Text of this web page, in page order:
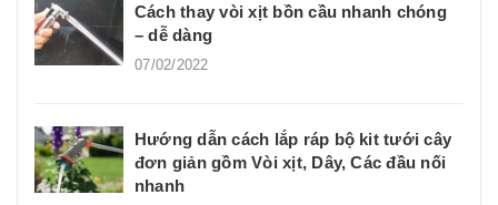
Cách thay vòi xịt bồn cầu nhanh chóng
– dễ dàng
07/02/2022
Hướng dẫn cách lắp ráp bộ kit tưới cây
đơn giản gồm Vòi xịt, Dây, Các đầu nối
nhanh